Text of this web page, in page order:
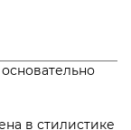
в стилистике